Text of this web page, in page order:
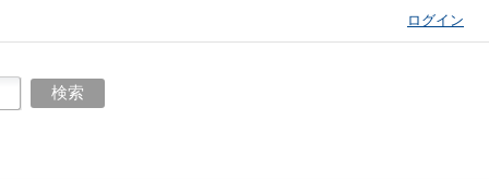
ログイン